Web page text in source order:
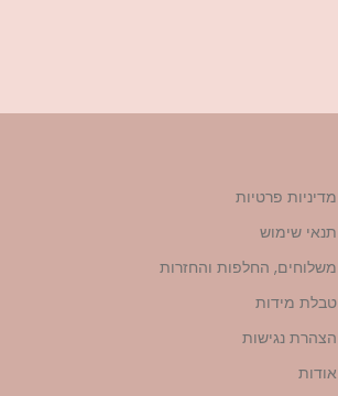
מדיניות פרטיות
תנאי שימוש
משלוחים, החלפות והחזרות
טבלת מידות
הצהרת נגישות
אודות